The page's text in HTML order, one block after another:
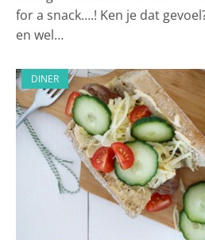
for a snack….! Ken je dat
en wel…
DINER